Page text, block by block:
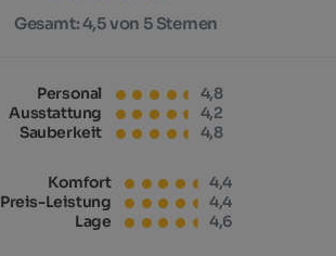
Gesamt:4,5 von 5 Sternen
Personal
4,8
Ausstattung
4,2
Sauberkeit
4,8
Komfort
4,4
Preis-Leistung
4,4
Lage
4,6